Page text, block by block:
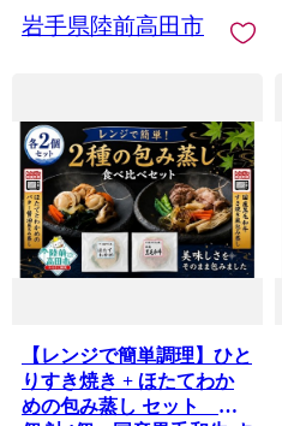
岩手県陸前高田市
【レンジで簡単調理】ひと
りすき焼き + ほたてわか
めの包み蒸し セット 各2